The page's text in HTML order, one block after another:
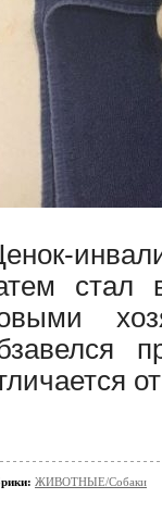
стал
ЖИВОТНЫЕ/Собаки